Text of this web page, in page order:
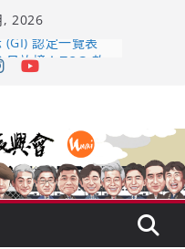
, 2026
(GI) 認定一覽表
日放榜！𝟳𝟵𝟯 款
後的密碼
手 – 山形純米大
～ くどき上手